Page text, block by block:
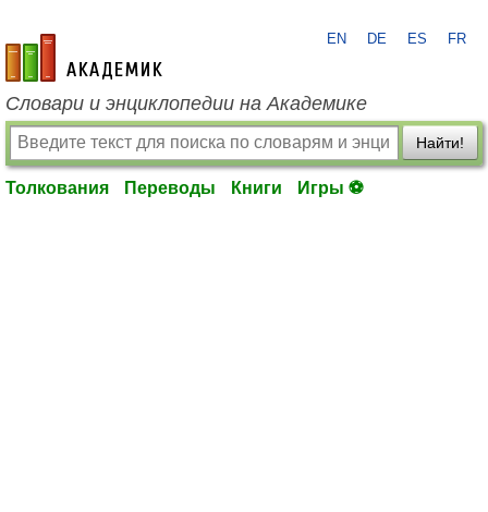
academic.ru
EN DE ES FR
Словари и энциклопедии на Академике
Найти!
Толкования Переводы Книги Игры ⚽